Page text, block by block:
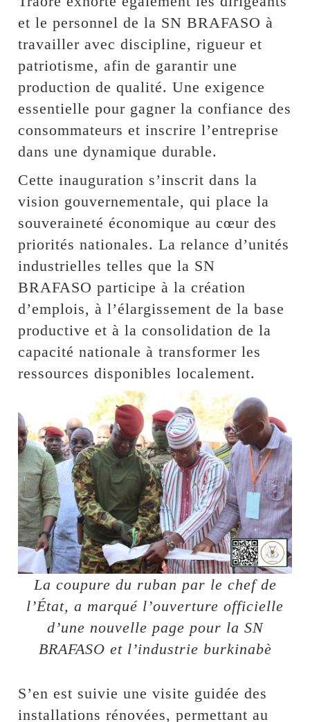
et le personnel de la SN BRAFASO à
travailler avec discipline, rigueur et
patriotisme, afin de garantir une
production de qualité. Une exigence
essentielle pour gagner la confiance des
consommateurs et inscrire l’entreprise
dans une dynamique durable.
Cette inauguration s’inscrit dans la
vision gouvernementale, qui place la
souveraineté économique au cœur des
priorités nationales. La relance d’unités
industrielles telles que la SN
BRAFASO participe à la création
d’emplois, à l’élargissement de la base
productive et à la consolidation de la
capacité nationale à transformer les
ressources disponibles localement.
La coupure du ruban par le chef de
l’État, a marqué l’ouverture officielle
d’une nouvelle page pour la SN
BRAFASO et l’industrie burkinabè
S’en est suivie une visite guidée des
installations rénovées, permettant au